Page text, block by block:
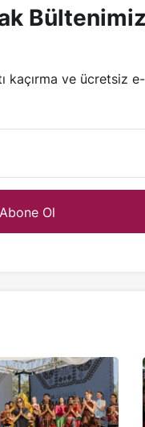
kaçırma ve ücretsiz